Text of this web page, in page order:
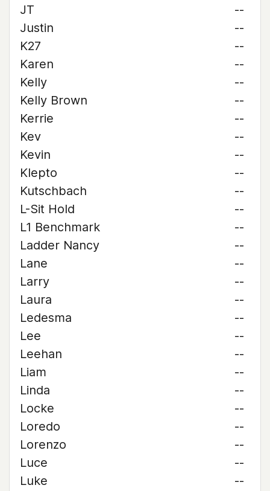
JT
--
Justin
--
K27
--
Karen
--
Kelly
--
Kelly Brown
--
Kerrie
--
Kev
--
Kevin
--
Klepto
--
Kutschbach
--
L-Sit Hold
--
L1 Benchmark
--
Ladder Nancy
--
Lane
--
Larry
--
Laura
--
Ledesma
--
Lee
--
Leehan
--
Liam
--
Linda
--
Locke
--
Loredo
--
Lorenzo
--
Luce
--
Luke
--